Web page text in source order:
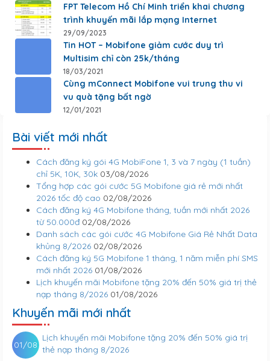
FPT Telecom Hồ Chí Minh triển khai chương
trình khuyến mãi lắp mạng Internet
29/09/2023
Tin HOT – Mobifone giảm cước duy trì
Multisim chỉ còn 25k/tháng
18/03/2021
Cùng mConnect Mobifone vui trung thu vi
vu quà tặng bất ngờ
12/01/2021
Bài viết mới nhất
Cách đăng ký gói 4G MobiFone 1, 3 và 7 ngày (1 tuần)
chỉ 5K, 10K, 30k 03/08/2026
Tổng hợp các gói cước 5G Mobifone giá rẻ mới nhất
2026 tốc độ cao 02/08/2026
Cách đăng ký 4G Mobifone tháng, tuần mới nhất 2026
từ 50.000đ 02/08/2026
Danh sách các gói cước 4G Mobifone Giá Rẻ Nhất Data
khủng 8/2026 02/08/2026
Cách đăng ký 5G Mobifone 1 tháng, 1 năm miễn phí SMS
mới nhất 2026 01/08/2026
Lịch khuyến mãi Mobifone tặng 20% đến 50% giá trị thẻ
nạp tháng 8/2026 01/08/2026
Khuyến mãi mới nhất
Lịch khuyến mãi Mobifone tặng 20% đến 50% giá trị
thẻ nạp tháng 8/2026
01/08